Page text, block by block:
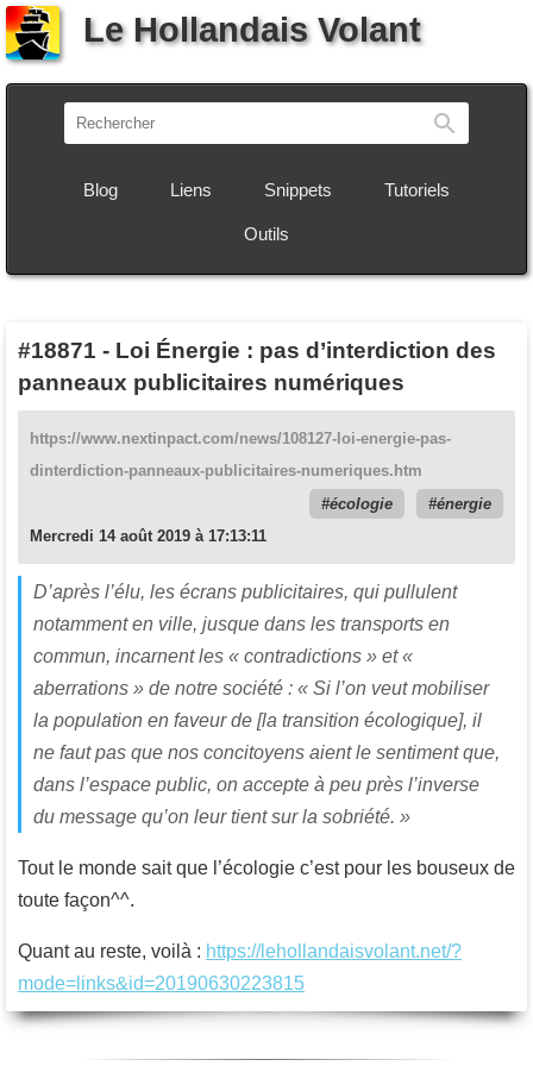
Le Hollandais Volant
Blog Liens Snippets Tutoriels
Outils
#18871 - Loi Énergie : pas d’interdiction des
panneaux publicitaires numériques
https://www.nextinpact.com/news/108127-loi-energie-pas-
dinterdiction-panneaux-publicitaires-numeriques.htm
écologie
énergie
Mercredi 14 août 2019 à 17:13:11
D’après l’élu, les écrans publicitaires, qui pullulent
notamment en ville, jusque dans les transports en
commun, incarnent les « contradictions » et «
aberrations » de notre société : « Si l’on veut mobiliser
la population en faveur de [la transition écologique], il
ne faut pas que nos concitoyens aient le sentiment que,
dans l’espace public, on accepte à peu près l’inverse
du message qu’on leur tient sur la sobriété. »
Tout le monde sait que l’écologie c’est pour les bouseux de
toute façon^^.
Quant au reste, voilà : https://lehollandaisvolant.net/?
mode=links&id=20190630223815